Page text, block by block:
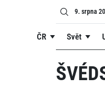
9. srpna
ČR Svět